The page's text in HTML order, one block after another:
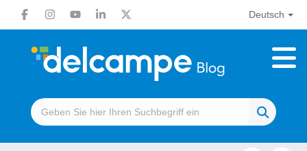
Deutsch